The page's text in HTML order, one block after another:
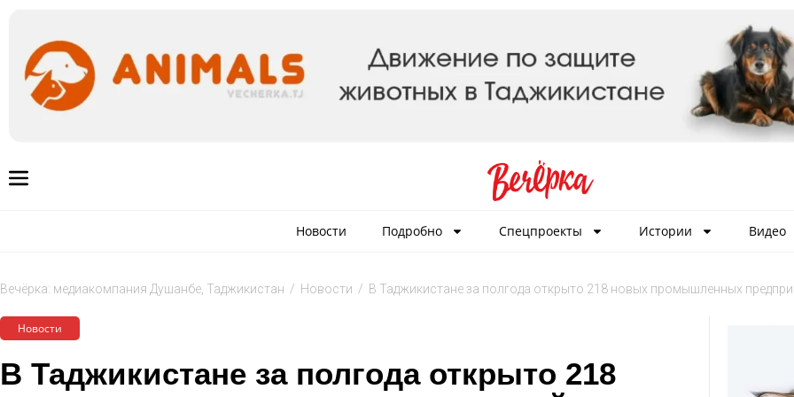
Новости Подробно Спецпроекты Истории Видео
Вечёрка: медиакомпания Душанбе, Таджикистан / Новости / В Таджикистане за полгода открыто 218 новых промышленных
Новости
В Таджикистане за полгода открыто 218